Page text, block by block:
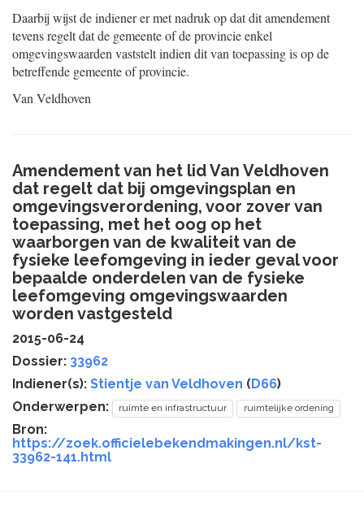
Daarbij wijst de indiener er met nadruk op dat dit amendement
tevens regelt dat de gemeente of de provincie enkel
omgevingswaarden vaststelt indien dit van toepassing is op de
betreffende gemeente of provincie.
Van Veldhoven
Amendement van het lid Van Veldhoven
dat regelt dat bij omgevingsplan en
omgevingsverordening, voor zover van
toepassing, met het oog op het
waarborgen van de kwaliteit van de
fysieke leefomgeving in ieder geval voor
bepaalde onderdelen van de fysieke
leefomgeving omgevingswaarden
worden vastgesteld
2015-06-24
Dossier: 33962
Indiener(s): Stientje van Veldhoven (D66)
Onderwerpen:
ruimte en infrastructuur ruimtelijke ordening
Bron:
https://zoek.officielebekendmakingen.nl/kst-
33962-141.html